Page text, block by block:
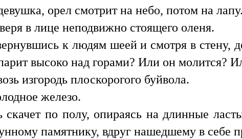
орел смотрит на небо, потом на лапу.
в лице неподвижно стоящего оленя.
к людям шеей и смотря в
высоко над горами? Или он молится?
изгородь плоскорогого буйвола.
железо.
по полу, опираясь на длинные
памятнику, вдруг нашедшему в себе